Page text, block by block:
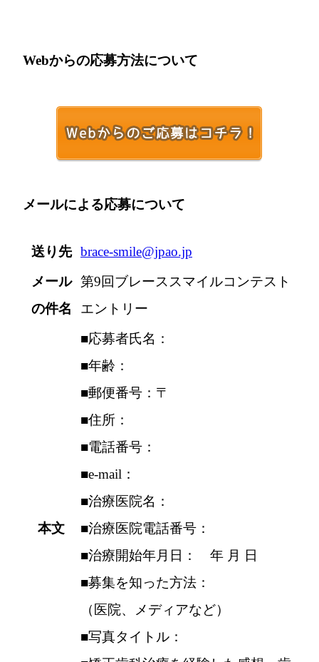
Webからの応募方法について
メールによる応募について
送り先 brace-smile@jpao.jp
メール
の件名
第9回ブレーススマイルコンテスト
エントリー
本文
■応募者氏名：
■年齢：
■郵便番号：〒
■住所：
■電話番号：
■e-mail：
■治療医院名：
■治療医院電話番号：
■治療開始年月日： 年 月 日
■募集を知った方法：
（医院、メディアなど）
■写真タイトル：